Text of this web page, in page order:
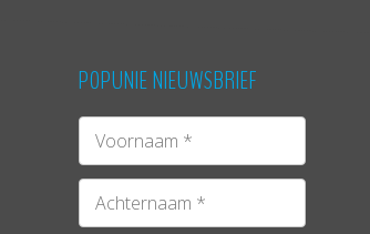
POPUNIE NIEUWSBRIEF